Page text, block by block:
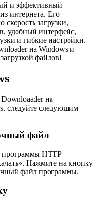
и эффективный
интернета. Его
загрузки,
удобный интерфейс,
и гибкие настройки.
на Windows и
файлов!
на
следуйте следующим
файл
программы HTTP
Нажмите на кнопку
файл программы.